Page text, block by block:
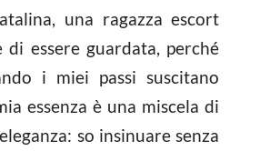
una ragazza escort
di essere guardata, perché
i miei passi suscitano
essenza è una miscela di
so insinuare senza